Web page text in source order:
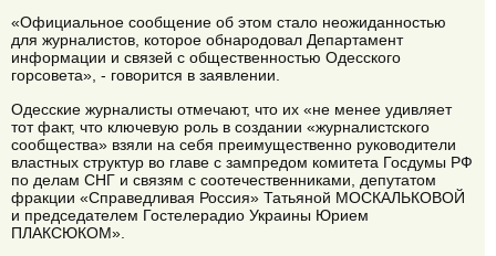
«Официальное сообщение об этом стало неожиданностью
для журналистов, которое обнародовал Департамент
информации и связей с общественностью Одесского
горсовета», - говорится в заявлении.
Одесские журналисты отмечают, что их «не менее удивляет
тот факт, что ключевую роль в создании «журналистского
сообщества» взяли на себя преимущественно руководители
властных структур во главе с зампредом комитета Госдумы РФ
по делам СНГ и связям с соотечественниками, депутатом
фракции «Справедливая Россия» Татьяной МОСКАЛЬКОВОЙ
и председателем Гостелерадио Украины Юрием
ПЛАКСЮКОМ».